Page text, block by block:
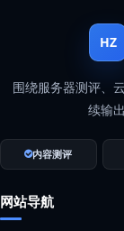
HZ
围绕服务器测评、
续输
内容测评
网站导航